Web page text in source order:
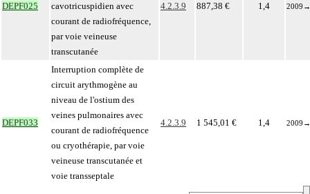
DEPF025
cavotricuspidien avec
courant de radiofréquence,
par voie veineuse
transcutanée
4.2.3.9 887,38 € 1,4 2009 →
DEPF033
Interruption complète de
circuit arythmogène au
niveau de l'ostium des
veines pulmonaires avec
courant de radiofréquence
ou cryothérapie, par voie
veineuse transcutanée et
voie transseptale
4.2.3.9 1 545,01 € 1,4 2009 →